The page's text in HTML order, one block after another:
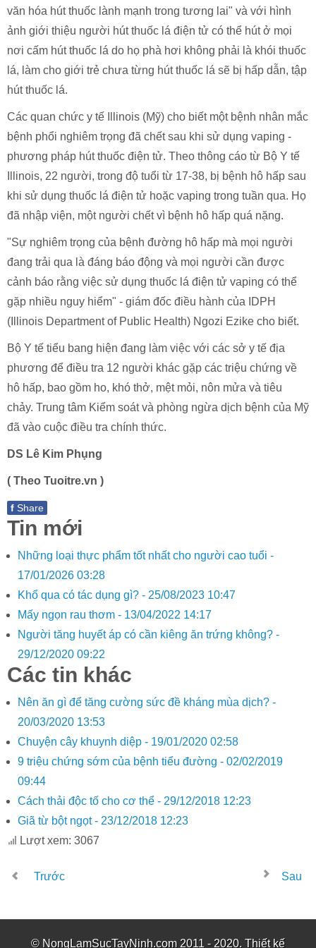
văn hóa hút thuốc lành mạnh trong tương lai" và với hình
ảnh giới thiệu người hút thuốc lá điện tử có thể hút ở mọi
nơi cấm hút thuốc lá do họ phà hơi không phải là khói thuốc
lá, làm cho giới trẻ chưa từng hút thuốc lá sẽ bị hấp dẫn, tập
hút thuốc lá.
Các quan chức y tế Illinois (Mỹ) cho biết một bệnh nhân mắc
bệnh phổi nghiêm trọng đã chết sau khi sử dụng vaping -
phương pháp hút thuốc điện tử. Theo thông cáo từ Bộ Y tế
Illinois, 22 người, trong độ tuổi từ 17-38, bị bệnh hô hấp sau
khi sử dụng thuốc lá điện tử hoặc vaping trong tuần qua. Họ
đã nhập viện, một người chết vì bệnh hô hấp quá nặng.
"Sự nghiêm trọng của bệnh đường hô hấp mà mọi người
đang trải qua là đáng báo động và mọi người cần được
cảnh báo rằng việc sử dụng thuốc lá điện tử vaping có thể
gặp nhiều nguy hiểm" - giám đốc điều hành của IDPH
(Illinois Department of Public Health) Ngozi Ezike cho biết.
Bộ Y tế tiểu bang hiện đang làm việc với các sở y tế địa
phương để điều tra 12 người khác gặp các triệu chứng về
hô hấp, bao gồm ho, khó thở, mệt mỏi, nôn mửa và tiêu
chảy. Trung tâm Kiểm soát và phòng ngừa dịch bệnh của Mỹ
đã vào cuộc điều tra chính thức.
DS Lê Kim Phụng
( Theo Tuoitre.vn )
f Share
Tin mới
Những loại thực phẩm tốt nhất cho người cao tuổi -
17/01/2026 03:28
Khổ qua có tác dụng gì? - 25/08/2023 10:47
Mấy ngọn rau thơm - 13/04/2022 14:17
Người tăng huyết áp có cần kiêng ăn trứng không? -
29/12/2020 09:22
Các tin khác
Nên ăn gì để tăng cường sức đề kháng mùa dịch? -
20/03/2020 13:53
Chuyện cây khuynh diệp - 19/01/2020 02:58
9 triệu chứng sớm của bệnh tiểu đường - 02/02/2019
09:44
Cách thải độc tố cho cơ thể - 29/12/2018 12:23
Giã từ bột ngọt - 23/12/2018 12:23
Lượt xem: 3067
Trước Sau
© NongLamSucTayNinh.com 2011 - 2020. Thiết kế